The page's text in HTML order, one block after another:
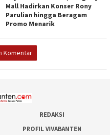
Mall Hadirkan Konser Rony
Parulian hingga Beragam
Promo Menarik
Komentar
REDAKSI
PROFIL VIVABANTEN